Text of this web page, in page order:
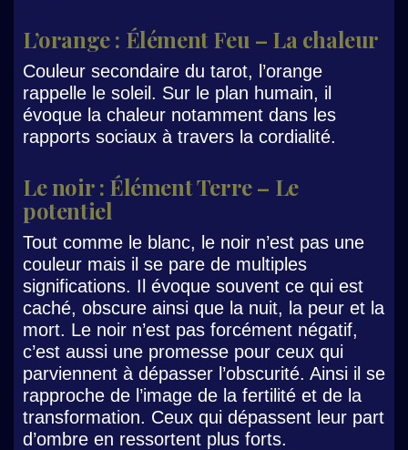
L’orange : Élément Feu – La chaleur
Couleur secondaire du tarot, l’orange
rappelle le soleil. Sur le plan humain, il
évoque la chaleur notamment dans les
rapports sociaux à travers la cordialité.
Le noir : Élément Terre – Le
potentiel
Tout comme le blanc, le noir n’est pas une
couleur mais il se pare de multiples
significations. Il évoque souvent ce qui est
caché, obscure ainsi que la nuit, la peur et la
mort. Le noir n’est pas forcément négatif,
c’est aussi une promesse pour ceux qui
parviennent à dépasser l’obscurité. Ainsi il se
rapproche de l’image de la fertilité et de la
transformation. Ceux qui dépassent leur part
d’ombre en ressortent plus forts.